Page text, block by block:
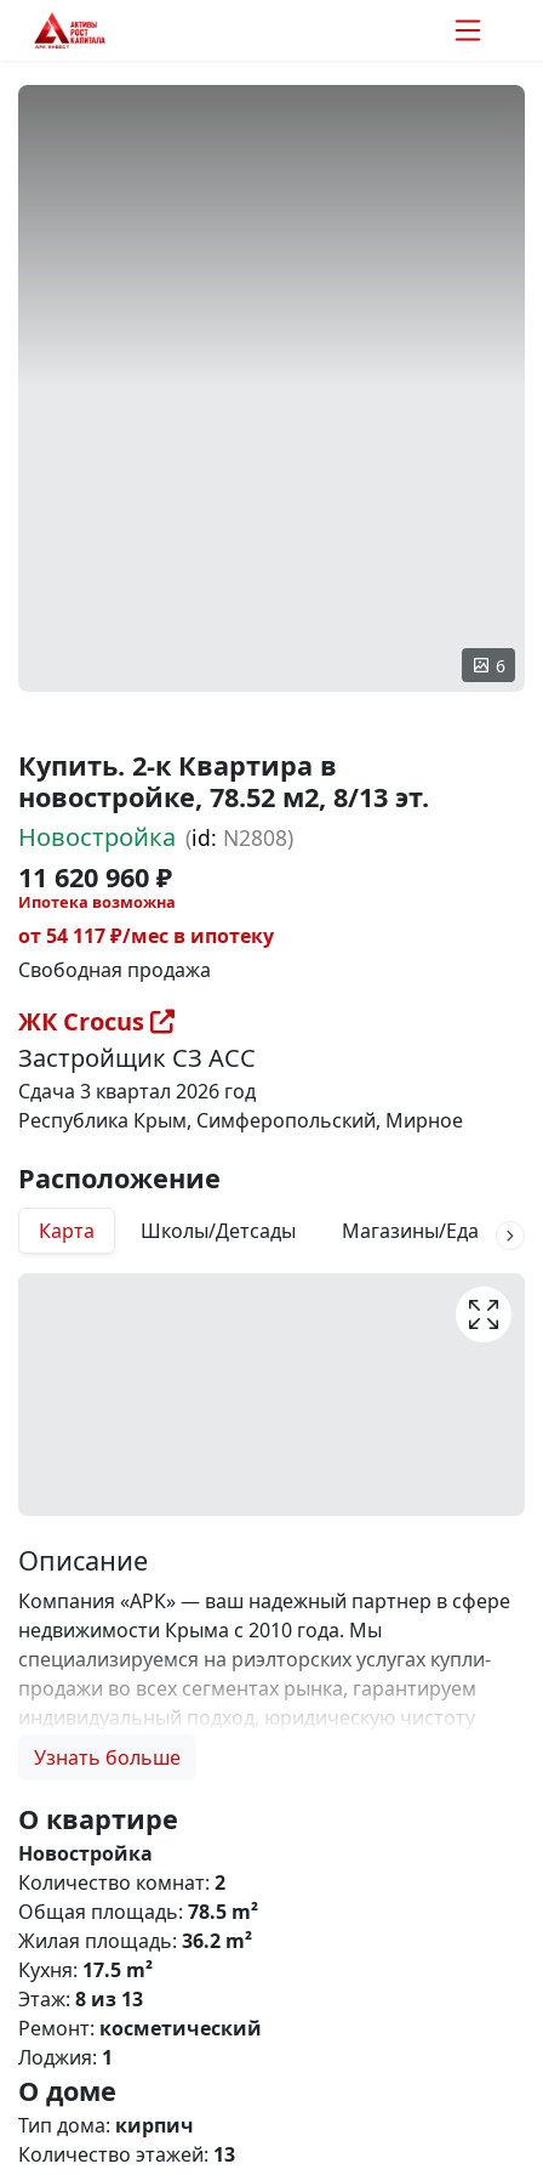
6
Купить. 2-к Квартира в
новостройке, 78.52 м2, 8/13 эт.
Новостройка (id: N2808)
11 620 960 ₽
Ипотека возможна
от 54 117 ₽/мес в ипотеку
Свободная продажа
ЖК Crocus
Застройщик СЗ АСС
Сдача 3 квартал 2026 год
Республика Крым, Симферопольский, Мирное
Расположение
Карта Школы/Детсады Магазины/Еда
Описание
Компания «АРК» — ваш надежный партнер в сфере
недвижимости Крыма с 2010 года. Мы
специализируемся на риэлторских услугах купли-
продажи во всех сегментах рынка, гарантируем
индивидуальный подход, юридическую чистоту
объектов и безопасность сделок. Самое ценное для
нас, Вы получаете: 1. 0% комиссии и оформление
ипотеки бесплатно; 2. Покупку недвижимости по
цене застройщика + акции, бонусы, подарки; 3.
Экспертное мнение о каждом застройщике. Ваши
интересы — наш приоритет! 4. Профессиональную
поддержку на всех этапах сделки до получения
ключей; 5. Фейерверк подарков🎁 🎁 🎁! Купи с
нами и выбери свой ПОДАРОК! ЖК CROCUS –
современный жилой кoмплeкс комфорт класса с
разнообразными планировками квартир и
офисными помещениями, расположенный в
живописном городе Симферополе. Это ваше
пространство для воплощения мечты и отличная
Узнать больше
О квартире
Новостройка
Количество комнат: 2
Общая площадь: 78.5 m²
Жилая площадь: 36.2 m²
Кухня: 17.5 m²
Этаж: 8 из 13
Ремонт: косметический
Лоджия: 1
О доме
Тип дома: кирпич
Количество этажей: 13